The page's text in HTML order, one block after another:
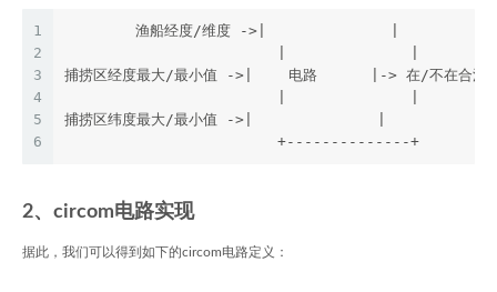
1
2
3
4
5
6
        渔船经度/维度 ->|              |
捕捞区经度最大/最小值 ->|    电路      |-> 在/不在合法
捕捞区纬度最大/最小值 ->|              |
                        +--------------+
2、circom电路实现
据此，我们可以得到如下的circom电路定义：